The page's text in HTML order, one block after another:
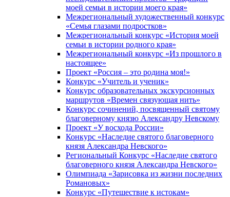
моей семьи в истории моего края»
Межрегиональный художественный конкурс
«Семья глазами подростков»
Межрегиональный конкурс «История моей
семьи в истории родного края»
Межрегиональный конкурс «Из прошлого в
настоящее»
Проект «Россия – это родина моя!»
Конкурс «Учитель и ученик»
Конкурс образовательных экскурсионных
маршрутов «Времен связующая нить»
Конкурс сочинений, посвященный святому
благоверному князю Александру Невскому
Проект «У восхода России»
Конкурс «Наследие святого благоверного
князя Александра Невского»
Региональный Конкурс «Наследие святого
благоверного князя Александра Невского»
Олимпиада «Зарисовка из жизни последних
Романовых»
Конкурс «Путешествие к истокам»